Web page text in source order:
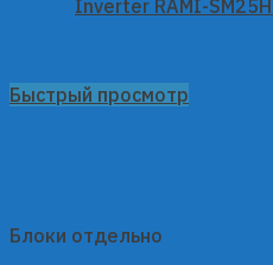
Быстрый просмотр
Блоки отдельно